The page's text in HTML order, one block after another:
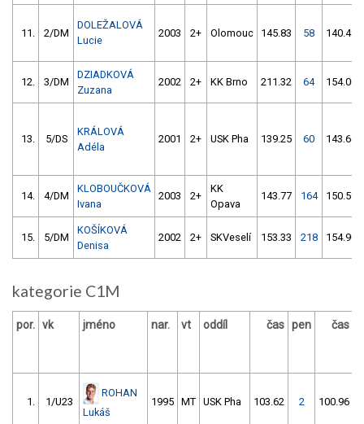
11. 2/DM
DOLEŽALOVÁ
Lucie
2003 2+ Olomouc 145.83 58 140.49
12. 3/DM
DZIADKOVÁ
Zuzana
2002 2+ KK Brno 211.32 64 154.00
13. 5/DS
KRÁLOVÁ
Adéla
2001 2+ USK Pha 139.25 60 143.64
14. 4/DM
KLOBOUČKOVÁ
Ivana
2003 2+
KK
Opava
143.77 164 150.59
15. 5/DM
KOŠÍKOVÁ
Denisa
2002 2+ SKVeselí 153.33 218 154.90
kategorie C1M
por. vk jméno nar. vt oddíl čas pen čas
1. 1/U23
ROHAN
Lukáš
1995 MT USK Pha 103.62 2 100.96